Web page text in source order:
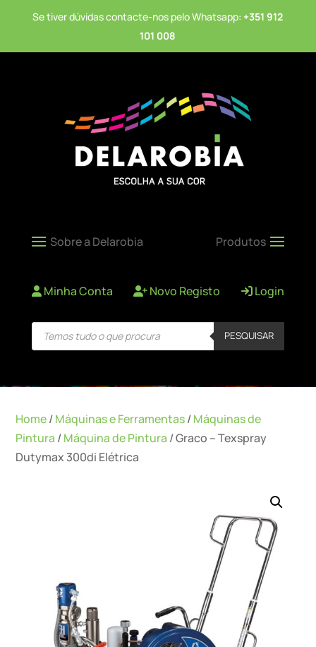
Se tiver dúvidas contacte-nos pelo Whatsapp: +351 912
101 008
Minha Conta Novo Registo Login
Products
search PESQUISAR
Home/Máquinas e Ferramentas/Máquinas de
Pintura /Máquina de Pintura / Graco – Texspray
Dutymax 300di Elétrica